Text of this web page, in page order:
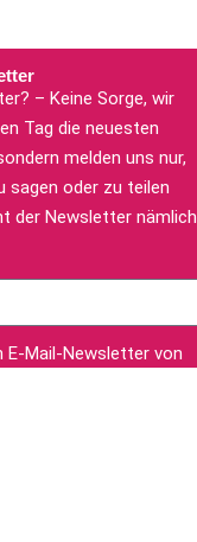
– Keine Sorge, wir
Tag die neuesten
melden uns nur,
sagen oder zu teilen
der Newsletter nämlich
E-Mail-Newsletter von